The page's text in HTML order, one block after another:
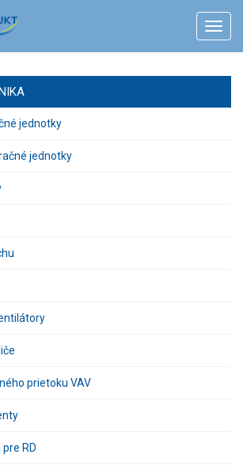
jednotky
jednotky
prietoku VAV
RD